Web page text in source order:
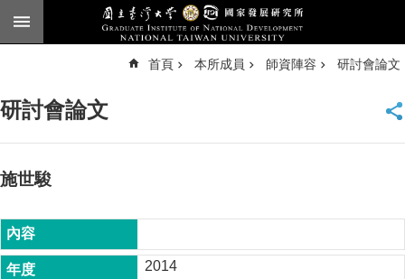
跳到主要內容區塊
臺
頁
公
告
首頁 本所成員 師資陣容 研討會論文
研討會論文
施世駿
2014